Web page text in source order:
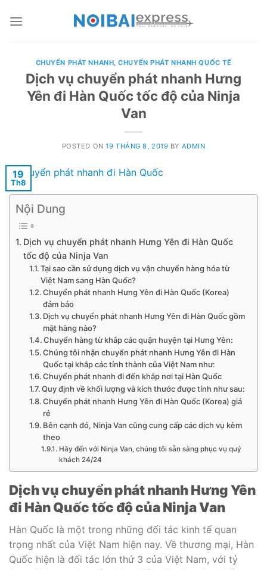
CHUYỂN PHÁT NHANH,CHUYỂN PHÁT NHANH QUỐC TẾ
Dịch vụ chuyển phát nhanh Hưng
Yên đi Hàn Quốc tốc độ của Ninja
Van
POSTED ON19 THÁNG 8, 2019 BY ADMIN
19
Th8
Nội Dung
Dịch vụ chuyển phát nhanh Hưng Yên đi Hàn Quốc
tốc độ của Ninja Van
Tại sao cần sử dụng dịch vụ vận chuyển hàng hóa từ
Việt Nam sang Hàn Quốc?
Chuyển phát nhanh Hưng Yên đi Hàn Quốc (Korea)
đảm bảo
Dịch vụ chuyển phát nhanh Hưng Yên đi Hàn Quốc gồm
mặt hàng nào?
Chuyển hàng từ khắp các quận huyện tại Hưng Yên:
Chúng tôi nhận chuyển phát nhanh Hưng Yên đi Hàn
Quốc tại khắp các tỉnh thành của Việt Nam như:
Chuyển phát nhanh đi đến khắp nơi tại Hàn Quốc
Quy định về khối lượng và kích thước được tính như sau:
Chuyển phát nhanh Hưng Yên đi Hàn Quốc (Korea) giá
rẻ
Bên cạnh đó, Ninja Van cũng cung cấp các dịch vụ kèm
theo
Hãy đến với Ninja Van, chúng tôi sẵn sàng phục vụ quý
khách 24/24
Dịch vụ chuyển phát nhanh Hưng Yên
đi Hàn Quốc tốc độ của Ninja Van
Hàn Quốc là một trong những đối tác kinh tế quan
trọng nhất của Việt Nam hiện nay. Về thương mại, Hàn
Quốc hiện là đối tác lớn thứ 3 của Việt Nam, với tỷ